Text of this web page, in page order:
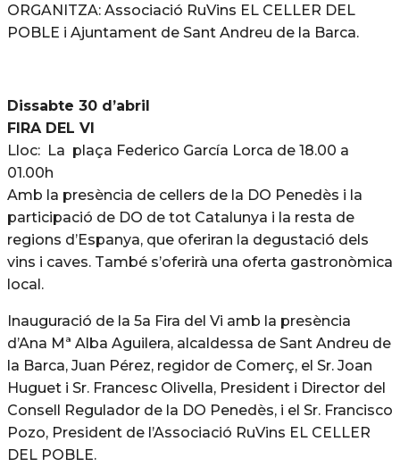
ORGANITZA: Associació RuVins EL CELLER DEL
POBLE i Ajuntament de Sant Andreu de la Barca.
Dissabte 30 d’abril
FIRA DEL VI
Lloc: La plaça Federico García Lorca de 18.00 a
01.00h
Amb la presència de cellers de la DO Penedès i la
participació de DO de tot Catalunya i la resta de
regions d’Espanya, que oferiran la degustació dels
vins i caves. També s’oferirà una oferta gastronòmica
local.
Inauguració de la 5a Fira del Vi amb la presència
d’Ana Mª Alba Aguilera, alcaldessa de Sant Andreu de
la Barca, Juan Pérez, regidor de Comerç, el Sr. Joan
Huguet i Sr. Francesc Olivella, President i Director del
Consell Regulador de la DO Penedès, i el Sr. Francisco
Pozo, President de l’Associació RuVins EL CELLER
DEL POBLE.